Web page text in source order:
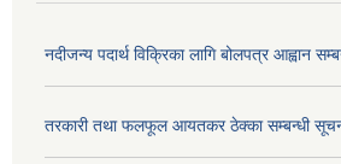
नदीजन्य पदार्थ विक्रिका लागि बोलपत्र आह्वान
तरकारी तथा फलफूल आयतकर ठेक्का सम्बन्धी